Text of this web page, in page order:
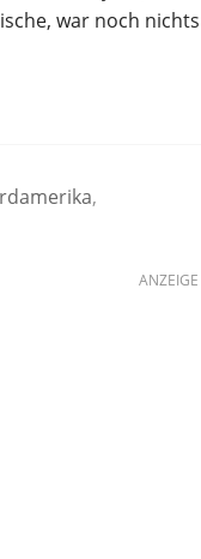
war noch
,
ANZEIGE